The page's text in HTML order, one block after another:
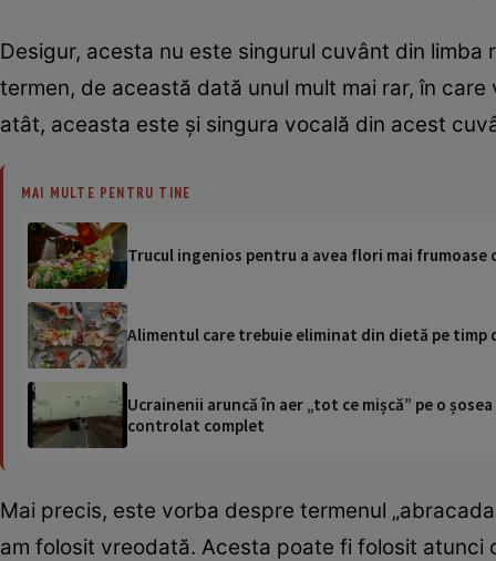
Desigur, acesta nu este singurul cuvânt din
termen, de această dată unul mult mai rar, în
atât, aceasta este și singura vocală din acest
MAI MULTE PENTRU TINE
Trucul ingenios pentru a avea flori mai
Alimentul care trebuie eliminat din dietă pe timp
Ucrainenii aruncă în aer „tot ce mișcă” pe o
controlat complet
Mai precis, este vorba despre termenul
am folosit vreodată. Acesta poate fi folosit